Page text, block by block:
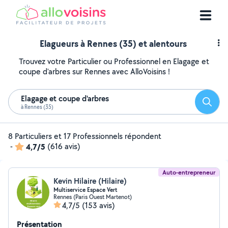
Elagueurs à Rennes (35) et alentours
Trouvez votre Particulier ou Professionnel en Elagage et
coupe d'arbres sur Rennes avec AlloVoisins !
Elagage et coupe d'arbres
à Rennes (35)
8 Particuliers et 17 Professionnels répondent
-
4,7/5 (616 avis)
Auto-entrepreneur
Kevin Hilaire (Hilaire)
Multiservice Espace Vert
Rennes (Paris Ouest Martenot)
4,7/5 (153 avis)
Présentation